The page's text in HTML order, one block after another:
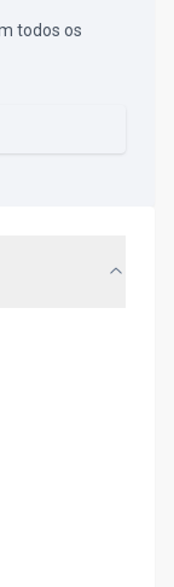
todos os